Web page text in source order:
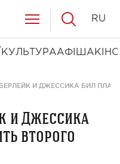
КУЛЬТУРААФІША КІНО
RU
И ДЖЕССИКА БИЛ
и Джессика
второго